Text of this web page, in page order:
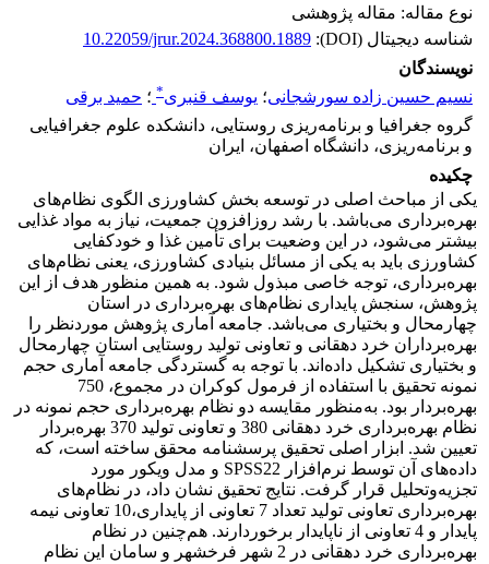
نوع مقاله: مقاله پژوهشی
شناسه دیجیتال (DOI):
10.22059/jrur.2024.368800.1889
نویسندگان
نسیم حسین زاده سورشجانی؛ یوسف قنبری* ؛ حمید برقی
گروه جغرافیا و برنامه‌ریزی روستایی، دانشکده علوم جغرافیایی
و برنامه‌ریزی، دانشگاه اصفهان، ایران
چکیده
یکی از مباحث اصلی در توسعه بخش کشاورزی الگوی نظام‌های
بهره‌برداری می‌باشد. با رشد روزافزون جمعیت، نیاز به مواد غذایی
بیشتر می‌شود، در این وضعیت برای تأمین غذا و خودکفایی
کشاورزی باید به یکی از مسائل بنیادی کشاورزی، یعنی نظام‌های
بهره‌برداری، توجه خاصی مبذول شود. به همین منظور هدف از این
پژوهش، سنجش پایداری نظام‌های بهره‌برداری در استان
چهارمحال و بختیاری می‌باشد. جامعه آماری پژوهش موردنظر را
بهره‌برداران خرد دهقانی و تعاونی تولید روستایی استان چهارمحال
و بختیاری تشکیل داده‌اند. با توجه به گستردگی جامعه آماری حجم
نمونه تحقیق با استفاده از فرمول کوکران در مجموع، 750
بهره‌بردار بود. به‌منظور مقایسه دو نظام بهره‌برداری حجم نمونه در
نظام بهره‌برداری خرد دهقانی 380 و تعاونی تولید 370 بهره‌بردار
تعیین شد. ابزار اصلی تحقیق پرسشنامه محقق ساخته است، که
داده‌های آن توسط نرم‌افزار SPSS22 و مدل ویکور مورد
تجزیه‌وتحلیل قرار گرفت. نتایج تحقیق نشان داد، در نظام‌های
بهره‌برداری تعاونی تولید تعداد 7 تعاونی از پایداری،10 تعاونی نیمه
پایدار و 4 تعاونی از ناپایدار برخوردارند. هم‌چنین در نظام
بهره‌برداری خرد دهقانی در 2 شهر فرخشهر و سامان این نظام